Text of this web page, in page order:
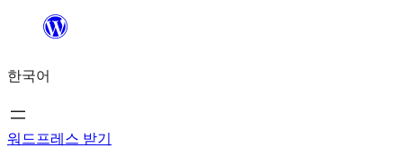
츠
로
바
한국어
워드프레스 받기